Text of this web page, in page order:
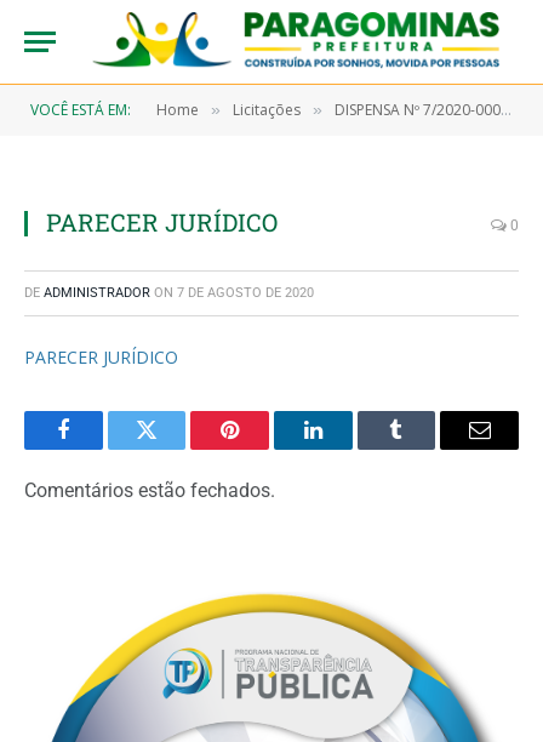
VOCÊ ESTÁ EM: Home » Licitações » DISPENSA Nº 7/2020-00047 (Aquisição de testes rápidos)
PARECER JURÍDICO 0
DE ADMINISTRADOR ON 7 DE AGOSTO DE 2020
PARECER JURÍDICO
FacebookTwitter Pinterest LinkedInTumblr Email
Comentários estão fechados.